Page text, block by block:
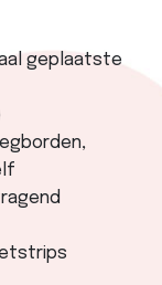
geplaatste